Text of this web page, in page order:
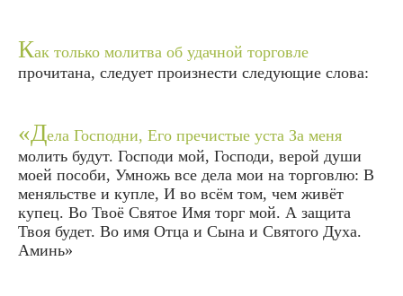
Как только молитва об удачной торговле
прочитана, следует произнести следующие слова:
«Дела Господни, Его пречистые уста За меня
молить будут. Господи мой, Господи, верой души
моей пособи, Умножь все дела мои на торговлю: В
меняльстве и купле, И во всём том, чем живёт
купец. Во Твоё Святое Имя торг мой. А защита
Твоя будет. Во имя Отца и Сына и Святого Духа.
Аминь»